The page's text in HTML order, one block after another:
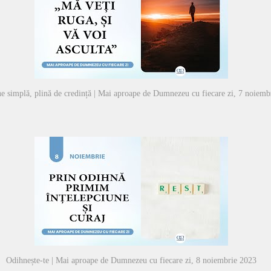
simplă, plină de credință | Mai aproape de Dumnezeu cu fiecare zi, 7
Odihnește-te | Mai aproape de Dumnezeu cu fiecare zi, 8 noiembrie 2023